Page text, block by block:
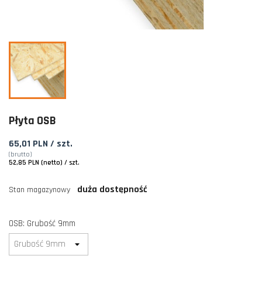
Płyta OSB
65,01 PLN / szt.
(brutto)
52,85 PLN (netto) / szt.
Stan magazynowy duża dostępność
OSB: Grubość 9mm